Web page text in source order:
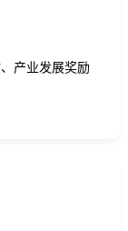
产业发展奖励